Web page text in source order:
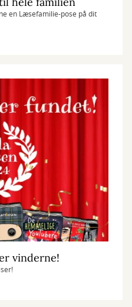
en Læsefamilie-pose på dit
vinderne!